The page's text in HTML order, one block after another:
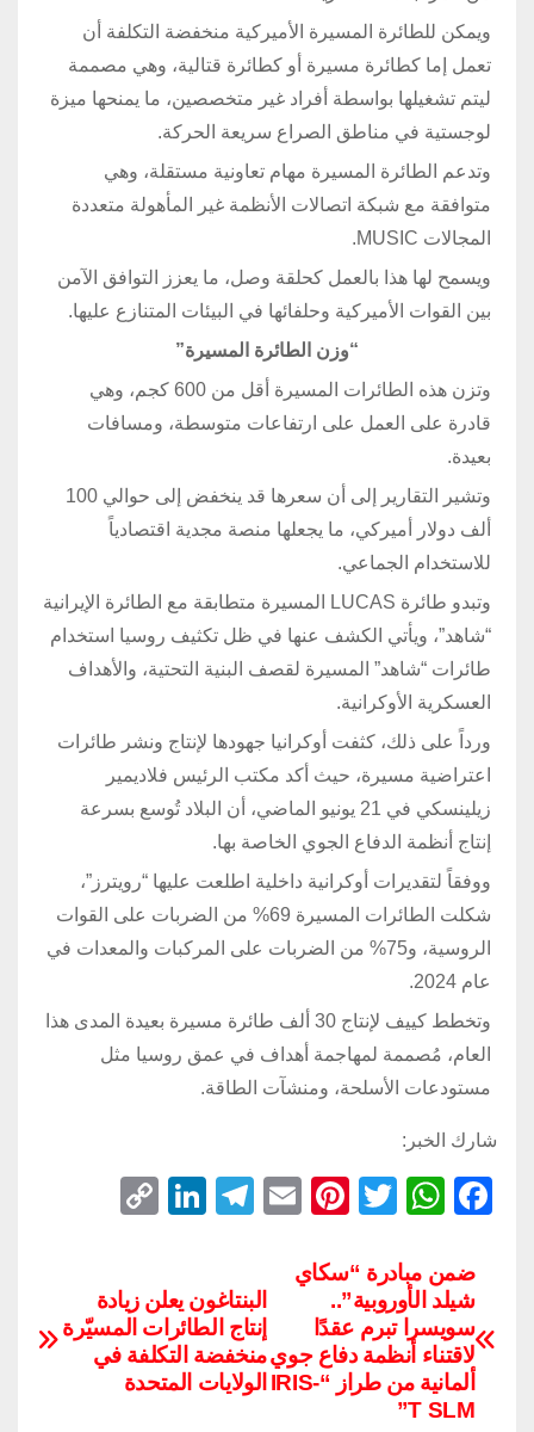
ويمكن للطائرة المسيرة الأميركية منخفضة التكلفة أن
تعمل إما كطائرة مسيرة أو كطائرة قتالية، وهي مصممة
ليتم تشغيلها بواسطة أفراد غير متخصصين، ما يمنحها ميزة
لوجستية في مناطق الصراع سريعة الحركة.
وتدعم الطائرة المسيرة مهام تعاونية مستقلة، وهي
متوافقة مع شبكة اتصالات الأنظمة غير المأهولة متعددة
المجالات MUSIC.
ويسمح لها هذا بالعمل كحلقة وصل، ما يعزز التوافق الآمن
بين القوات الأميركية وحلفائها في البيئات المتنازع عليها.
“وزن الطائرة المسيرة”
وتزن هذه الطائرات المسيرة أقل من 600 كجم، وهي
قادرة على العمل على ارتفاعات متوسطة، ومسافات
بعيدة.
وتشير التقارير إلى أن سعرها قد ينخفض إلى حوالي 100
ألف دولار أميركي، ما يجعلها منصة مجدية اقتصادياً
للاستخدام الجماعي.
وتبدو طائرة LUCAS المسيرة متطابقة مع الطائرة الإيرانية
“شاهد”، ويأتي الكشف عنها في ظل تكثيف روسيا استخدام
طائرات “شاهد” المسيرة لقصف البنية التحتية، والأهداف
العسكرية الأوكرانية.
ورداً على ذلك، كثفت أوكرانيا جهودها لإنتاج ونشر طائرات
اعتراضية مسيرة، حيث أكد مكتب الرئيس فلاديمير
زيلينسكي في 21 يونيو الماضي، أن البلاد تُوسع بسرعة
إنتاج أنظمة الدفاع الجوي الخاصة بها.
ووفقاً لتقديرات أوكرانية داخلية اطلعت عليها “رويترز”،
شكلت الطائرات المسيرة 69% من الضربات على القوات
الروسية، و75% من الضربات على المركبات والمعدات في
عام 2024.
وتخطط كييف لإنتاج 30 ألف طائرة مسيرة بعيدة المدى هذا
العام، مُصممة لمهاجمة أهداف في عمق روسيا مثل
مستودعات الأسلحة، ومنشآت الطاقة.
شارك الخبر:
F
c
e
b
o
W
at
s
A
p
T
tt
er
Pi
er
st
E
T
gr
a
m
Li
e
dI
n
y
Li
البنتاغون يعلن زيادة
إنتاج الطائرات المسيّرة
منخفضة التكلفة في
الولايات المتحدة
ضمن مبادرة “سكاي
شيلد الأوروبية”..
سويسرا تبرم عقدًا
لاقتناء أنظمة دفاع جوي
ألمانية من طراز “IRIS-
T SLM”